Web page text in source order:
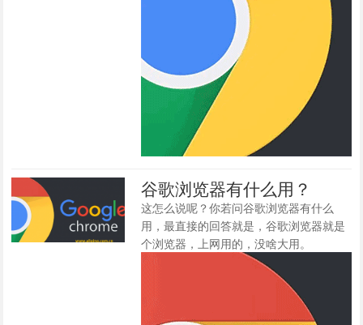
谷歌浏览器有什么用？
这怎么说呢？你若问谷歌浏览器有什么
用，最直接的回答就是，谷歌浏览器就是
个浏览器，上网用的，没啥大用。